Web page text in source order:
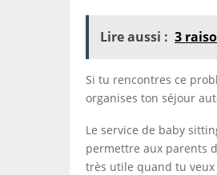
Lire aussi : 3
Si tu rencontres ce
organises ton séjour
Le service de baby
permettre aux parents
très utile quand tu